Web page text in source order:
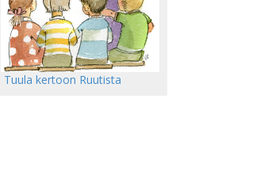
Tuula kertoon Ruutista